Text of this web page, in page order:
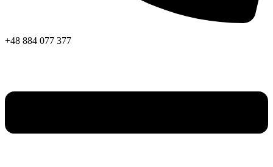
+48 884 077 377